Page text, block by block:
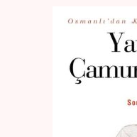
İslam Tarihi